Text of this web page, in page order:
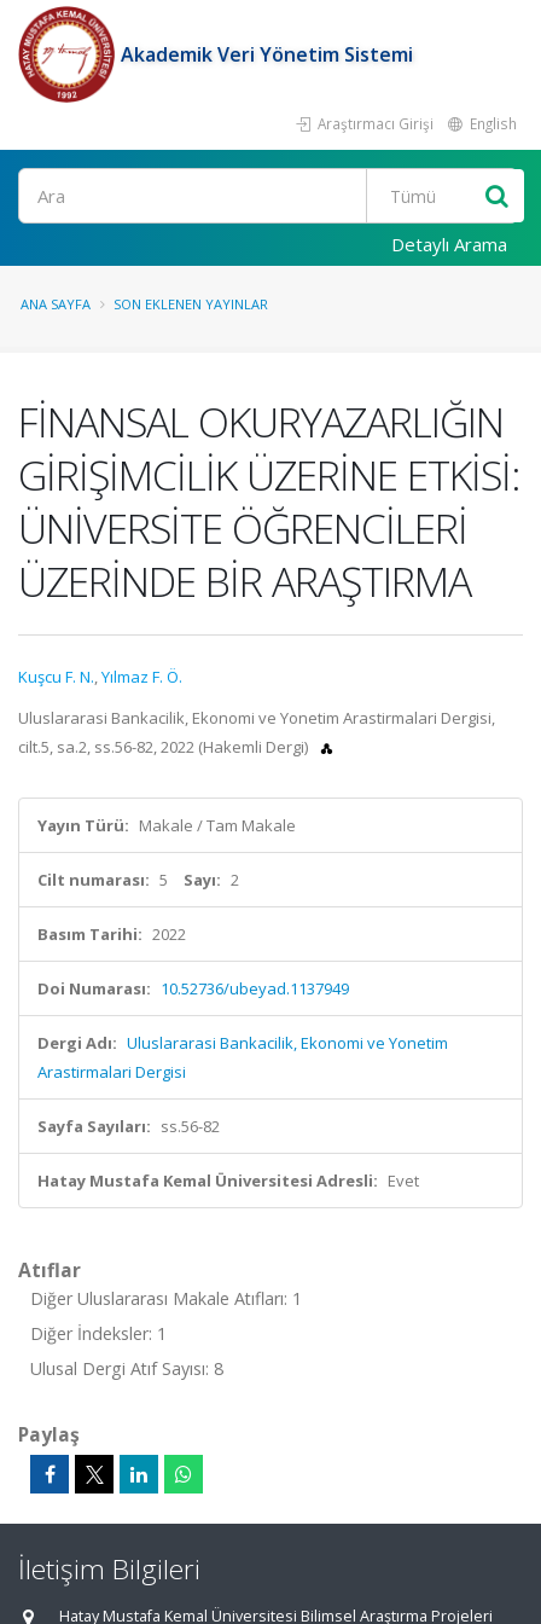
Akademik Veri Yönetim Sistemi
Araştırmacı Girişi English
Ara
Detaylı Arama
ANA SAYFA SON EKLENEN YAYINLAR
FİNANSAL OKURYAZARLIĞIN
GİRİŞİMCİLİK ÜZERİNE ETKİSİ:
ÜNİVERSİTE ÖĞRENCİLERİ
ÜZERİNDE BİR ARAŞTIRMA
Kuşcu F. N.,Yılmaz F. Ö.
Uluslararasi Bankacilik, Ekonomi ve Yonetim Arastirmalari Dergisi,
cilt.5, sa.2, ss.56-82, 2022 (Hakemli Dergi)
Yayın Türü: Makale / Tam Makale
Cilt numarası: 5 Sayı: 2
Basım Tarihi: 2022
Doi Numarası: 10.52736/ubeyad.1137949
Dergi Adı: Uluslararasi Bankacilik, Ekonomi ve Yonetim
Arastirmalari Dergisi
Sayfa Sayıları: ss.56-82
Hatay Mustafa Kemal Üniversitesi Adresli: Evet
Atıflar
Diğer Uluslararası Makale Atıfları: 1
Diğer İndeksler: 1
Ulusal Dergi Atıf Sayısı: 8
Paylaş
İletişim Bilgileri
Hatay Mustafa Kemal Üniversitesi Bilimsel Araştırma Projeleri